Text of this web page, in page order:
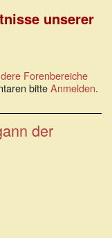
unserer
Forenbereiche
bitteAnmelden.
der